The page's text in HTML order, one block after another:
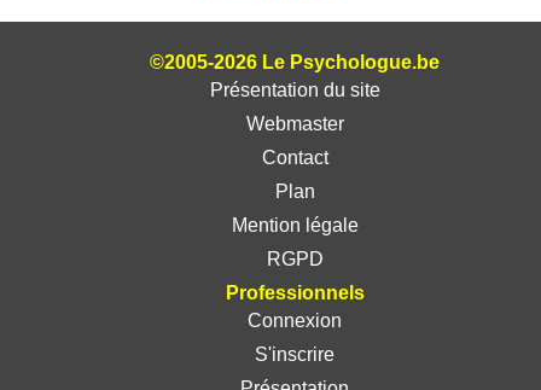
©2005-2026 Le Psychologue.be
Présentation du site
Webmaster
Contact
Plan
Mention légale
RGPD
Professionnels
Connexion
S'inscrire